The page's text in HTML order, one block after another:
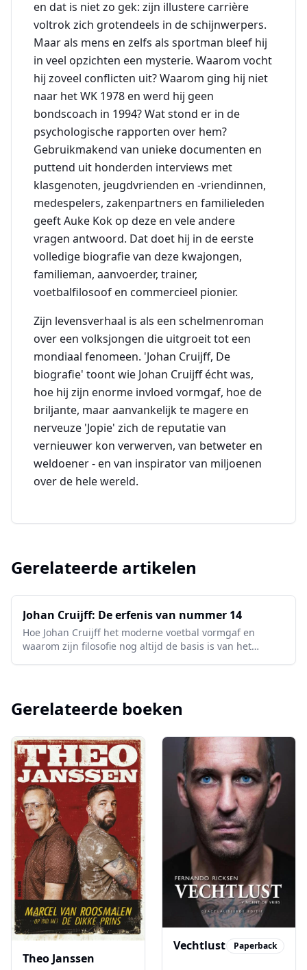
en dat is niet zo gek: zijn illustere carrière
voltrok zich grotendeels in de schijnwerpers.
Maar als mens en zelfs als sportman bleef hij
in veel opzichten een mysterie. Waarom vocht
hij zoveel conflicten uit? Waarom ging hij niet
naar het WK 1978 en werd hij geen
bondscoach in 1994? Wat stond er in de
psychologische rapporten over hem?
Gebruikmakend van unieke documenten en
puttend uit honderden interviews met
klasgenoten, jeugdvrienden en -vriendinnen,
medespelers, zakenpartners en familieleden
geeft Auke Kok op deze en vele andere
vragen antwoord. Dat doet hij in de eerste
volledige biografie van deze kwajongen,
familieman, aanvoerder, trainer,
voetbalfilosoof en commercieel pionier.
Zijn levensverhaal is als een schelmenroman
over een volksjongen die uitgroeit tot een
mondiaal fenomeen. 'Johan Cruijff, De
biografie' toont wie Johan Cruijff écht was,
hoe hij zijn enorme invloed vormgaf, hoe de
briljante, maar aanvankelijk te magere en
nerveuze 'Jopie' zich de reputatie van
vernieuwer kon verwerven, van betweter en
weldoener - en van inspirator van miljoenen
over de hele wereld.
Gerelateerde artikelen
Johan Cruijff: De erfenis van nummer 14
Hoe Johan Cruijff het moderne voetbal vormgaf en
waarom zijn filosofie nog altijd de basis is van het
Gerelateerde boeken
Theo Janssen
Vechtlust Paperback